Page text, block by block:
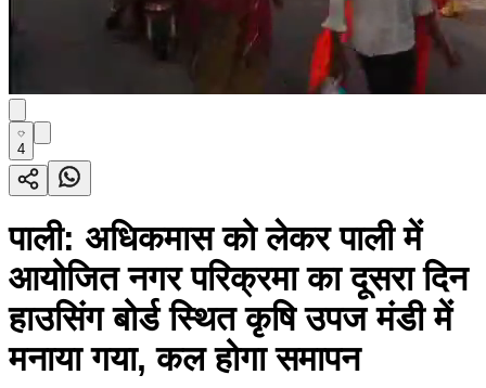
4
पाली: अधिकमास को लेकर पाली में
आयोजित नगर परिक्रमा का दूसरा दिन
हाउसिंग बोर्ड स्थित कृषि उपज मंडी में
मनाया गया, कल होगा समापन